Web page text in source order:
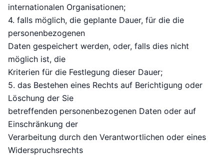
internationalen Organisationen;
4. falls möglich, die geplante Dauer, für die die
personenbezogenen
Daten gespeichert werden, oder, falls dies nicht
möglich ist, die
Kriterien für die Festlegung dieser Dauer;
5. das Bestehen eines Rechts auf Berichtigung oder
Löschung der Sie
betreffenden personenbezogenen Daten oder auf
Einschränkung der
Verarbeitung durch den Verantwortlichen oder eines
Widerspruchsrechts